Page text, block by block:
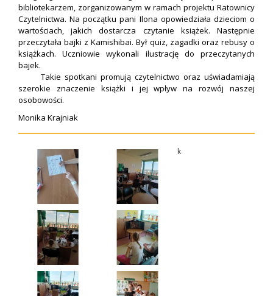
bibliotekarzem, zorganizowanym w ramach projektu Ratownicy
Czytelnictwa. Na początku pani Ilona opowiedziała dzieciom o
wartościach, jakich dostarcza czytanie książek. Następnie
przeczytała bajki z Kamishibai. Był quiz, zagadki oraz rebusy o
książkach. Uczniowie wykonali ilustrację do przeczytanych
bajek.
Takie spotkani promują czytelnictwo oraz uświadamiają
szerokie znaczenie książki i jej wpływ na rozwój naszej
osobowości.
Monika Krajniak
k